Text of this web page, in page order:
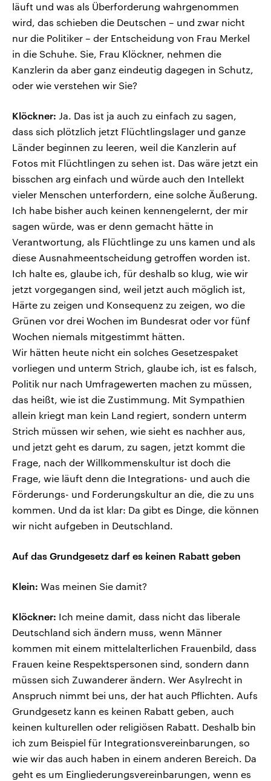
läuft und was als Überforderung wahrgenommen
wird, das schieben die Deutschen – und zwar nicht
nur die Politiker – der Entscheidung von Frau Merkel
in die Schuhe. Sie, Frau Klöckner, nehmen die
Kanzlerin da aber ganz eindeutig dagegen in Schutz,
oder wie verstehen wir Sie?
Klöckner: Ja. Das ist ja auch zu einfach zu sagen,
dass sich plötzlich jetzt Flüchtlingslager und ganze
Länder beginnen zu leeren, weil die Kanzlerin auf
Fotos mit Flüchtlingen zu sehen ist. Das wäre jetzt ein
bisschen arg einfach und würde auch den Intellekt
vieler Menschen unterfordern, eine solche Äußerung.
Ich habe bisher auch keinen kennengelernt, der mir
sagen würde, was er denn gemacht hätte in
Verantwortung, als Flüchtlinge zu uns kamen und als
diese Ausnahmeentscheidung getroffen worden ist.
Ich halte es, glaube ich, für deshalb so klug, wie wir
jetzt vorgegangen sind, weil jetzt auch möglich ist,
Härte zu zeigen und Konsequenz zu zeigen, wo die
Grünen vor drei Wochen im Bundesrat oder vor fünf
Wochen niemals mitgestimmt hätten.
Wir hätten heute nicht ein solches Gesetzespaket
vorliegen und unterm Strich, glaube ich, ist es falsch,
Politik nur nach Umfragewerten machen zu müssen,
das heißt, wie ist die Zustimmung. Mit Sympathien
allein kriegt man kein Land regiert, sondern unterm
Strich müssen wir sehen, wie sieht es nachher aus,
und jetzt geht es darum, zu sagen, jetzt kommt die
Frage, nach der Willkommenskultur ist doch die
Frage, wie läuft denn die Integrations- und auch die
Förderungs- und Forderungskultur an die, die zu uns
kommen. Und da ist klar: Da gibt es Dinge, die können
wir nicht aufgeben in Deutschland.
Auf das Grundgesetz darf es keinen Rabatt geben
Klein: Was meinen Sie damit?
Klöckner: Ich meine damit, dass nicht das liberale
Deutschland sich ändern muss, wenn Männer
kommen mit einem mittelalterlichen Frauenbild, dass
Frauen keine Respektspersonen sind, sondern dann
müssen sich Zuwanderer ändern. Wer Asylrecht in
Anspruch nimmt bei uns, der hat auch Pflichten. Aufs
Grundgesetz kann es keinen Rabatt geben, auch
keinen kulturellen oder religiösen Rabatt. Deshalb bin
ich zum Beispiel für Integrationsvereinbarungen, so
wie wir das auch haben in einem anderen Bereich. Da
geht es um Eingliederungsvereinbarungen, wenn es